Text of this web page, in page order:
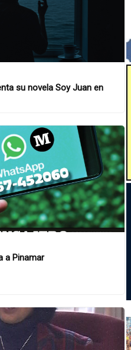
su novela Soy Juan en
a Pinamar